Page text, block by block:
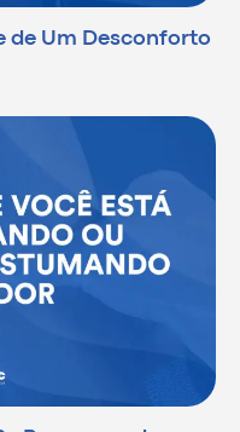
de Um Desconforto